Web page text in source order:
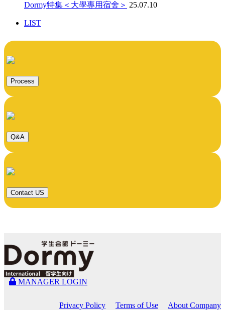
Dormy特集＜大學專用宿舍＞ 25.07.10
LIST
Process
Q&A
Contact US
MANAGER LOGIN
Privacy Policy Terms of Use
About Company